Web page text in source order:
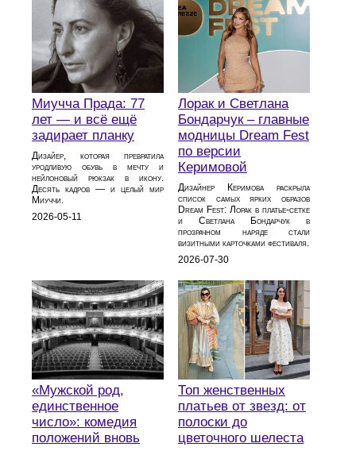
Миучча Прада: 77
лет — и всё ещё
задирает планку
Дизайер, которая превратила
уродливую обувь в мечту и
нейлоновый рюкзак в икону.
Десять кадров — и целый мир
Миуччи.
2026-05-11
Лорак и Светлана
Бондарчук – главные
модницы Dream Fest
по версии
Керимовой
Дизайнер Керимова раскрыла
список самых ярких образов
Dream Fest: Лорак в платье‑сетке
и Светлана Бондарчук в
прозрачном наряде стали
визитными карточками фестиваля.
2026-07-30
«Мужской род,
единственное
число»: комедия
положений вновь
Топ женственных
платьев от звезд: от
полоски до
цветочного шелеста